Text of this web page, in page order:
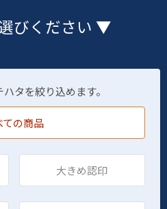
びください ▼
タを絞り込めます。
ての商品
大きめ認印